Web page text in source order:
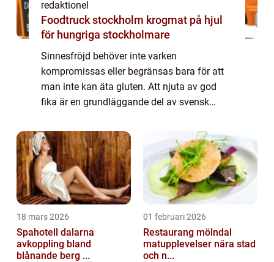
redaktionel
Foodtruck stockholm krogmat på hjul
för hungriga stockholmare
Sinnesfröjd behöver inte varken
kompromissas eller begränsas bara för att
man inte kan äta gluten. Att njuta av god
fika är en grundläggande del av svensk
glutenfria alternativ som gör det möjligt för
alla att v...
18 mars 2026
Spahotell dalarna
avkoppling bland
blånande berg ...
01 februari 2026
Restaurang mölndal
matupplevelser nära stad
och n...